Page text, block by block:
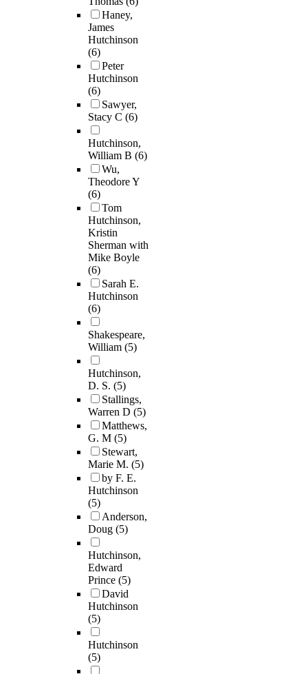
Haney,
James
Hutchinson
(6)
Peter
Hutchinson
(6)
Sawyer,
Stacy C (6)
Hutchinson,
William B (6)
Wu,
Theodore Y
(6)
Tom
Hutchinson,
Kristin
Sherman with
Mike Boyle
(6)
Sarah E.
Hutchinson
(6)
Shakespeare,
William (5)
Hutchinson,
D. S. (5)
Stallings,
Warren D (5)
Matthews,
G. M (5)
Stewart,
Marie M. (5)
by F. E.
Hutchinson
(5)
Anderson,
Doug (5)
Hutchinson,
Edward
Prince (5)
David
Hutchinson
(5)
Hutchinson
(5)